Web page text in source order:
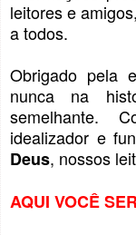
leitores e
a todos.
Obrigado pela
nunca na
semelhante.
idealizador e
Deus, nossos
AQUI VOCÊ